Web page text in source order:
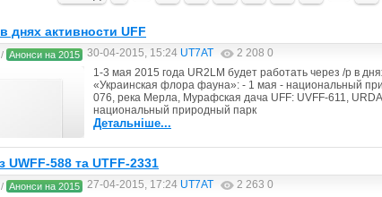
днях активности UFF
/ Анонси на 2015 30-04-2015, 15:24 UT7AT 2 208 0
1-3 мая 2015 года UR2LM будет работать через /р в
«Украинская флора фауна»: - 1 мая - национальный
076, река Мерла, Мурафская дача UFF: UVFF-611,
национальный природный парк
Детальніше...
UWFF-588 та UTFF-2331
/ Анонси на 2015 27-04-2015, 17:24 UT7AT 2 263 0